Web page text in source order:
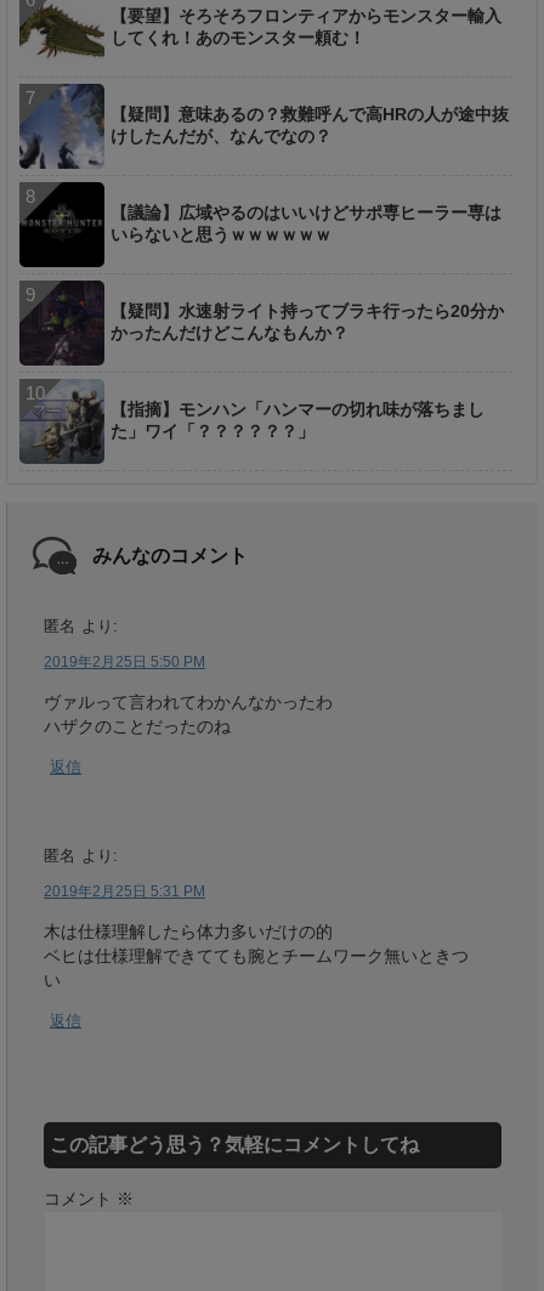
【要望】そろそろフロンティアからモンスター輸入
してくれ！あのモンスター頼む！
【疑問】意味あるの？救難呼んで高HRの人が途中抜
けしたんだが、なんでなの？
【議論】広域やるのはいいけどサポ専ヒーラー専は
いらないと思うｗｗｗｗｗｗ
【疑問】水速射ライト持ってブラキ行ったら20分か
かったんだけどこんなもんか？
【指摘】モンハン「ハンマーの切れ味が落ちまし
た」ワイ「？？？？？？」
みんなのコメント
匿名 より:
2019年2月25日 5:50 PM
ヴァルって言われてわかんなかったわ
ハザクのことだったのね
返信
匿名 より:
2019年2月25日 5:31 PM
木は仕様理解したら体力多いだけの的
ベヒは仕様理解できてても腕とチームワーク無いときつ
い
返信
この記事どう思う？気軽にコメントしてね
コメント ※